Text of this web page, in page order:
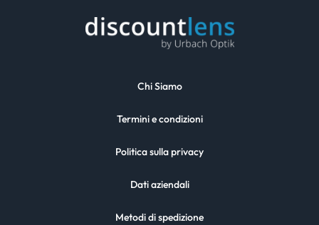
Chi Siamo
Termini e condizioni
Politica sulla privacy
Dati aziendali
Metodi di spedizione